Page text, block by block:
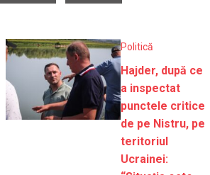
Politică
Hajder, după ce
a inspectat
punctele critice
de pe Nistru, pe
teritoriul
Ucrainei: